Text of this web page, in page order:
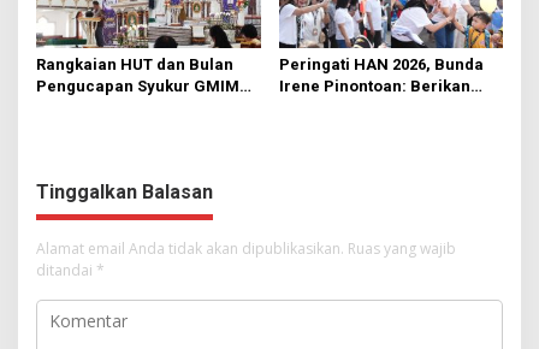
Rangkaian HUT dan Bulan
Pengucapan Syukur GMIM
Peringati HAN 2026, Bunda
Irene Pinontoan: Berikan
Tinggalkan Balasan
Alamat email Anda tidak akan dipublikasikan. Ruas yang wajib
ditandai *